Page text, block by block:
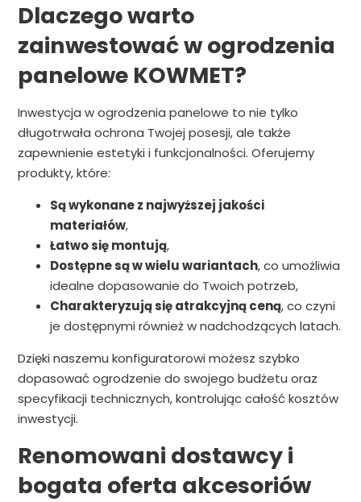
Dlaczego warto
zainwestować w ogrodzenia
panelowe KOWMET?
Inwestycja w ogrodzenia panelowe to nie tylko
długotrwała ochrona Twojej posesji, ale także
zapewnienie estetyki i funkcjonalności. Oferujemy
produkty, które:
Są wykonane z najwyższej jakości
materiałów,
Łatwo się montują,
Dostępne są w wielu wariantach, co umożliwia
idealne dopasowanie do Twoich potrzeb,
Charakteryzują się atrakcyjną ceną, co czyni
je dostępnymi również w nadchodzących latach.
Dzięki naszemu konfiguratorowi możesz szybko
dopasować ogrodzenie do swojego budżetu oraz
specyfikacji technicznych, kontrolując całość kosztów
inwestycji.
Renomowani dostawcy i
bogata oferta akcesoriów